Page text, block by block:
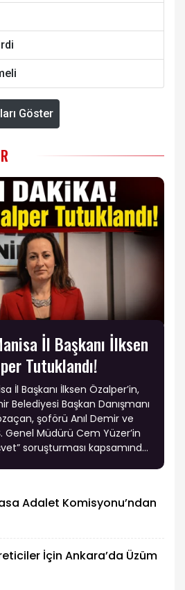
Göster
İl Başkanı İlksen
Tutuklandı!
İl Başkanı İlksen Özalper’in,
Belediyesi Başkan Danışmanı
şoförü Anıl Demir ve
Genel Müdürü Cem Yüzer’in
soruşturması kapsamında
Adalet Komisyonu’ndan
İçin Ankara’da Üzüm